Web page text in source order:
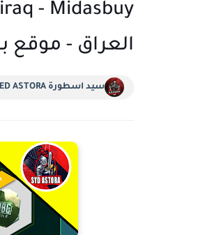
- Midasbuy
العراق -
سيد اسطورة SAYED ASTORA